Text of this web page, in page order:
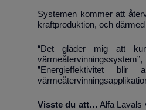
Systemen kommer att
kraftproduktion, och
“Det gläder mig att
”Energieffektivitet
Visste du att… Alfa Lavals